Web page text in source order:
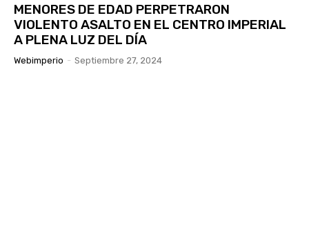
MENORES DE EDAD PERPETRARON
VIOLENTO ASALTO EN EL CENTRO IMPERIAL
A PLENA LUZ DEL DÍA
Webimperio - Septiembre 27, 2024